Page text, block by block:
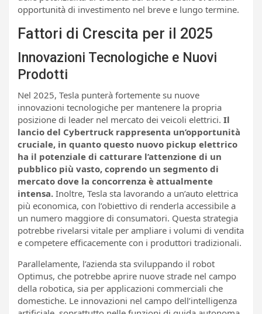
opportunità di investimento nel breve e lungo termine.
Fattori di Crescita per il 2025
Innovazioni Tecnologiche e Nuovi
Prodotti
Nel 2025, Tesla punterà fortemente su nuove
innovazioni tecnologiche per mantenere la propria
posizione di leader nel mercato dei veicoli elettrici. Il
lancio del Cybertruck rappresenta un’opportunità
cruciale, in quanto questo nuovo pickup elettrico
ha il potenziale di catturare l’attenzione di un
pubblico più vasto, coprendo un segmento di
mercato dove la concorrenza è attualmente
intensa. Inoltre, Tesla sta lavorando a un’auto elettrica
più economica, con l’obiettivo di renderla accessibile a
un numero maggiore di consumatori. Questa strategia
potrebbe rivelarsi vitale per ampliare i volumi di vendita
e competere efficacemente con i produttori tradizionali.
Parallelamente, l’azienda sta sviluppando il robot
Optimus, che potrebbe aprire nuove strade nel campo
della robotica, sia per applicazioni commerciali che
domestiche. Le innovazioni nel campo dell’intelligenza